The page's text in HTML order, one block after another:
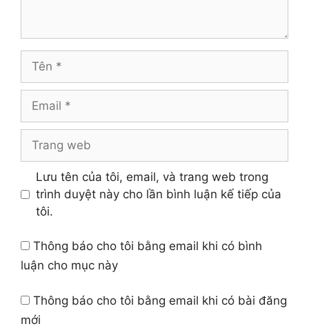
web
Lưu tên của tôi, email, và trang web trong
trình duyệt này cho lần bình luận kế tiếp của
tôi.
Thông báo cho tôi bằng email khi có bình
luận cho mục này
Thông báo cho tôi bằng email khi có bài đăng
mới